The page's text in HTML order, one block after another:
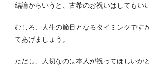
結論からいうと、古希のお祝いはしてもい
むしろ、人生の節目となるタイミングです
てあげましょう。
ただし、大切なのは本人が祝ってほしいか